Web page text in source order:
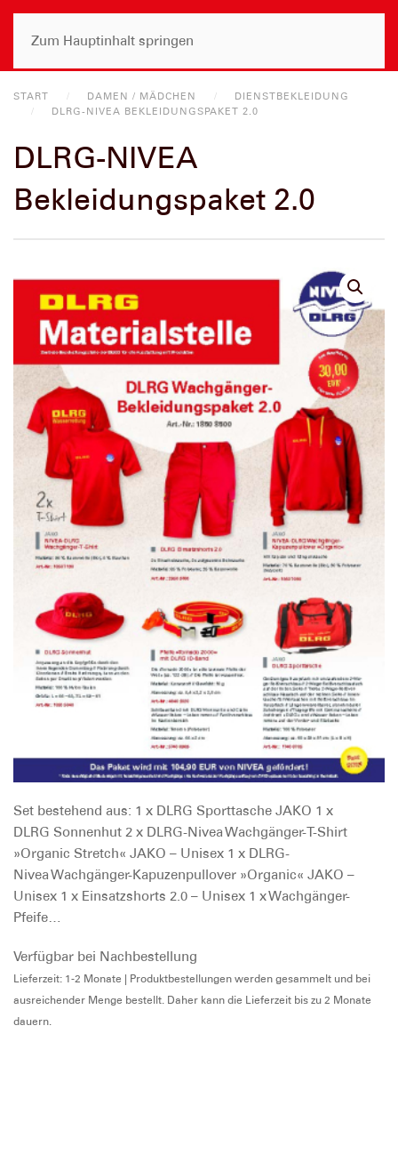
Zum Hauptinhalt springen
START DAMEN / MÄDCHEN
DIENSTBEKLEIDUNG
DLRG-NIVEA BEKLEIDUNGSPAKET 2.0
DLRG-NIVEA
Bekleidungspaket 2.0
Set bestehend aus: 1 x DLRG Sporttasche JAKO 1 x
DLRG Sonnenhut 2 x DLRG-Nivea Wachgänger-T-Shirt
»Organic Stretch« JAKO – Unisex 1 x DLRG-
Nivea Wachgänger-Kapuzenpullover »Organic« JAKO –
Unisex 1 x Einsatzshorts 2.0 – Unisex 1 x Wachgänger-
Pfeife…
Verfügbar bei Nachbestellung
Lieferzeit: 1-2 Monate | Produktbestellungen werden gesammelt und bei
ausreichender Menge bestellt. Daher kann die Lieferzeit bis zu 2 Monate
dauern.